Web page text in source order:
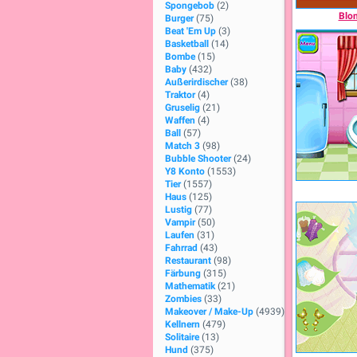
Spongebob (2)
Burger (75)
Beat 'Em Up (3)
Basketball
(14)
Bombe (15)
Baby (432)
Außerirdischer (38)
Traktor (4)
Gruselig (21)
Waffen (4)
Ball
(57)
Match 3 (98)
Bubble Shooter (24)
Y8 Konto (1553)
Tier (1557)
Haus (125)
Lustig (77)
Vampir (50)
Laufen (31)
Fahrrad (43)
Restaurant (98)
Färbung (315)
Mathematik (21)
Zombies (33)
Makeover / Make-Up (4939)
Kellnern (479)
Solitaire (13)
Hund (375)